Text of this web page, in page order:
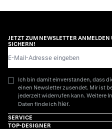
JETZT ZUM NEWSLETTER
SICHERN!
Ich bin damit einverstanden, dass
einen Newsletter zusendet. Mir ist
jederzeit widerrufen kann. Weitere
Daten finde ich hier.
SERVICE
TOP-DESIGNER